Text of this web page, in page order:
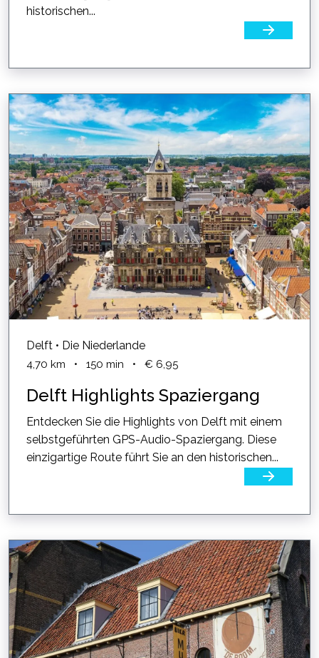
historischen...
Delft • Die Niederlande
4,70 km • 150 min • € 6,95
Delft Highlights Spaziergang
Entdecken Sie die Highlights von Delft mit einem
selbstgeführten GPS-Audio-Spaziergang. Diese
einzigartige Route führt Sie an den historischen...